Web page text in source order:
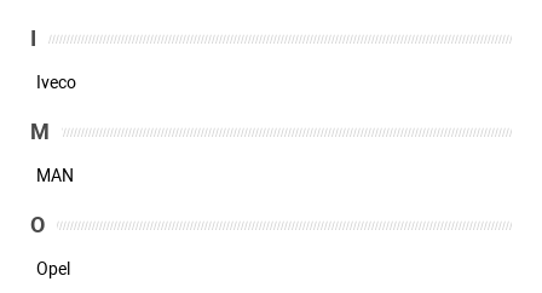
Iveco
M
MAN
O
Opel